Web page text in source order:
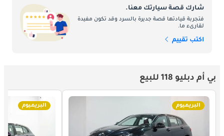
شارك قصة سيارتك معنا.
فتجربة قيادتها قصة جديرة بالسرد وقد تكون مفيدة
لقارىء ما.
اكتب تقييم
بي أم دبليو 118 للبيع
البريميوم البريميوم